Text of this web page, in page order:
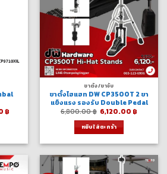
฿.
฿
ขาตั้ง/ขาจับ
ขาตั้งไฮแฮท DW CP3500T 2 ขา
แข็งแรง รองรับ Double Pedal
6,800.00฿ Original
price
was:
6,800.00 ฿.
6,120.00 ฿
หยิบใส่ตะกร้า